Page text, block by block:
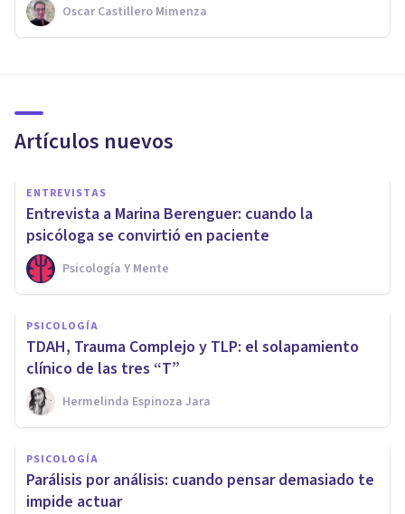
Oscar Castillero Mimenza
Artículos nuevos
ENTREVISTAS
Entrevista a Marina Berenguer: cuando la
psicóloga se convirtió en paciente
Psicología Y Mente
PSICOLOGÍA
TDAH, Trauma Complejo y TLP: el solapamiento
clínico de las tres “T”
Hermelinda Espinoza Jara
PSICOLOGÍA
Parálisis por análisis: cuando pensar demasiado te
impide actuar